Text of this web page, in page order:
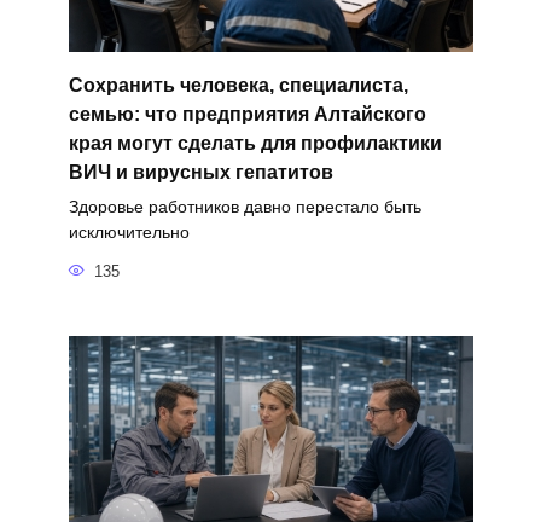
Сохранить человека, специалиста,
семью: что предприятия Алтайского
края могут сделать для профилактики
ВИЧ и вирусных гепатитов
Здоровье работников давно перестало быть
исключительно
135